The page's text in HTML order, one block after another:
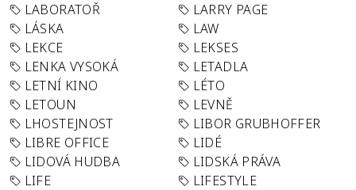
LABORATOŘ
LARRY PAGE
LÁSKA
LAW
LEKCE
LEKSES
LENKA VYSOKÁ
LETADLA
LETNÍ KINO
LÉTO
LETOUN
LEVNĚ
LHOSTEJNOST
LIBOR GRUBHOFFER
LIBRE OFFICE
LIDÉ
LIDOVÁ HUDBA
LIDSKÁ PRÁVA
LIFE
LIFESTYLE